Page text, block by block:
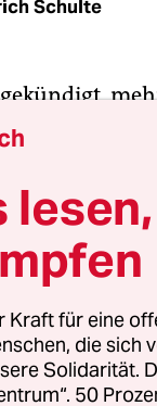
Schulte
schaffen
die
Merkel:
der Hand
Eckardt,
Kraft für eine
die sich
Solidarität.
50